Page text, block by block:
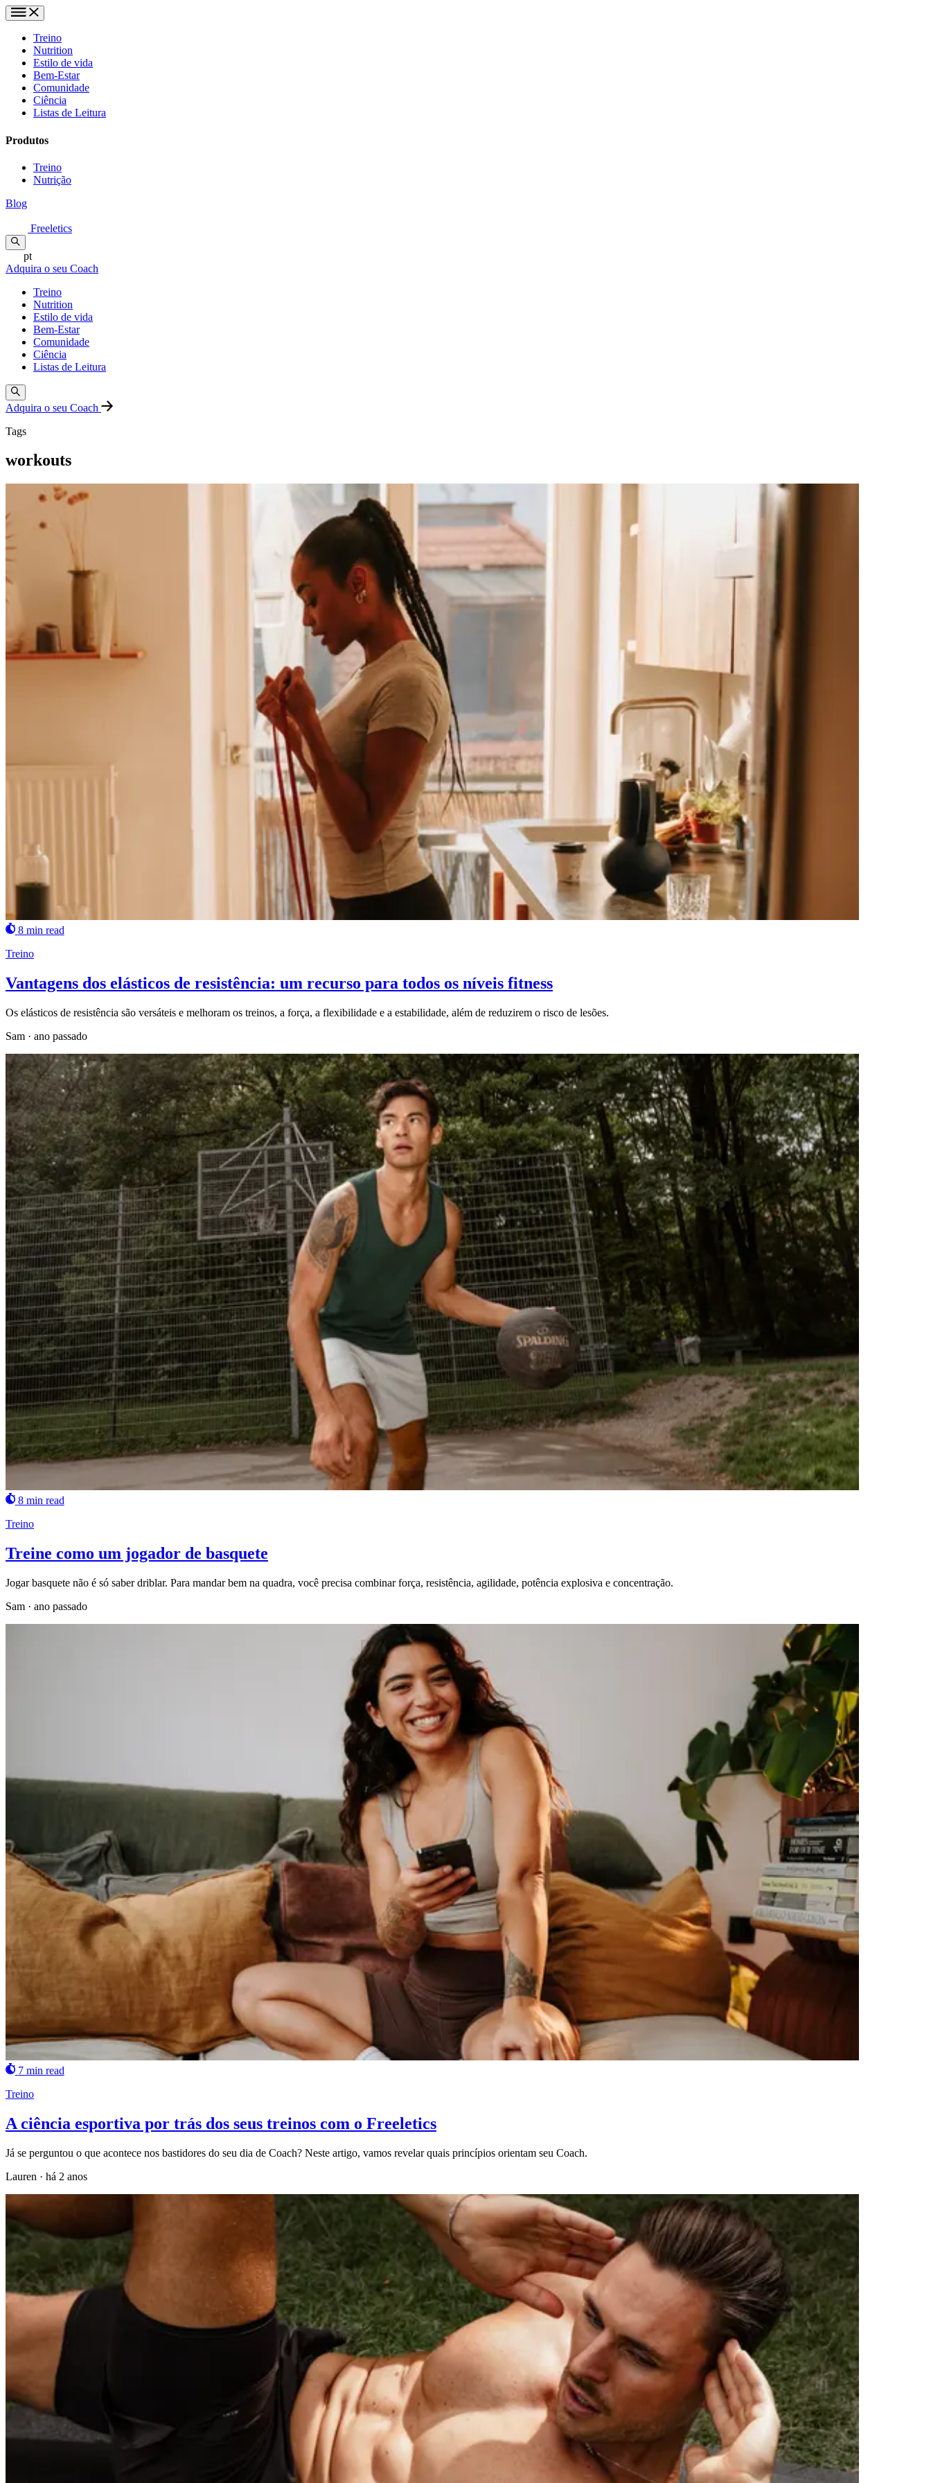
Treino
Nutrition
Estilo de vida
Bem-Estar
Comunidade
Ciência
Listas de Leitura
Produtos
Treino
Nutrição
Blog
Freeletics
pt
Adquira o seu Coach
Treino
Nutrition
Estilo de vida
Bem-Estar
Comunidade
Ciência
Listas de Leitura
Adquira o seu Coach
Tags
workouts
8 min read
Treino
Vantagens dos elásticos de resistência: um recurso para todos os níveis fitness
Os elásticos de resistência são versáteis e melhoram os treinos, a força, a flexibilidade e a estabilidade, além de reduzirem o risco de lesões.
Sam · ano passado
8 min read
Treino
Treine como um jogador de basquete
Jogar basquete não é só saber driblar. Para mandar bem na quadra, você precisa combinar força, resistência, agilidade, potência explosiva e concentração.
Sam · ano passado
7 min read
Treino
A ciência esportiva por trás dos seus treinos com o Freeletics
Já se perguntou o que acontece nos bastidores do seu dia de Coach? Neste artigo, vamos revelar quais princípios orientam seu Coach.
Lauren · há 2 anos